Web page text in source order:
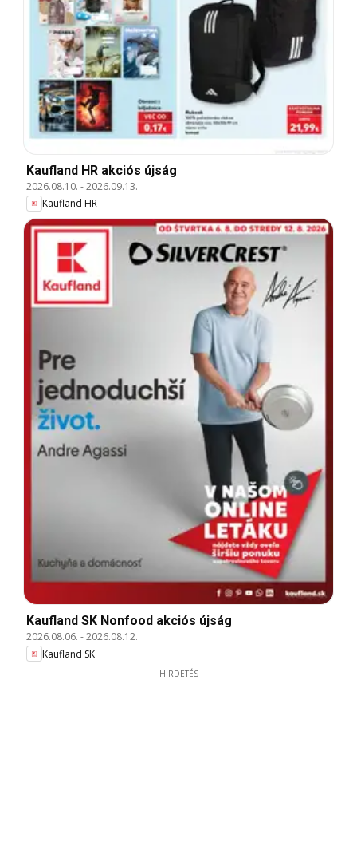
Kaufland HR akciós újság
2026.08.10. -2026.09.13.
Kaufland HR
Kaufland SK Nonfood akciós újság
2026.08.06. -2026.08.12.
Kaufland SK
HIRDETÉS